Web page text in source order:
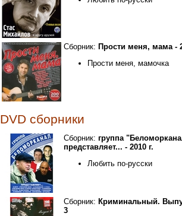
Сборник: Прости меня, мама -
Прости меня, мамочка
DVD сборники
Сборник: группа
представляет... - 2010 г.
Любить по-русски
Сборник: Криминальный.
3